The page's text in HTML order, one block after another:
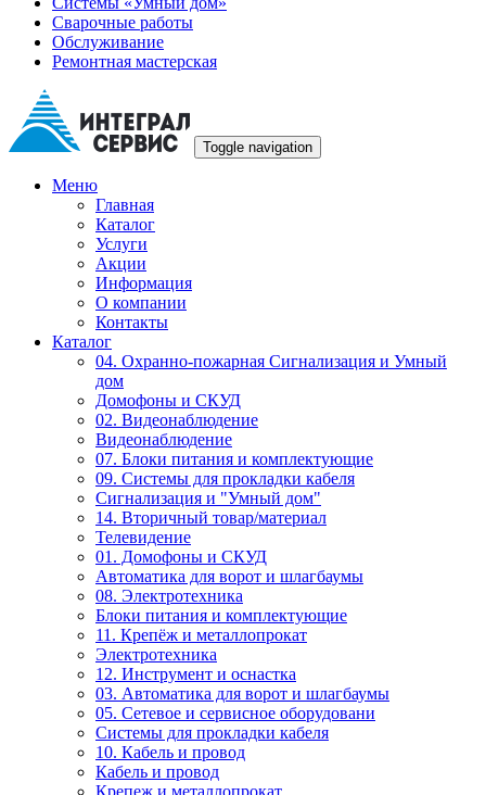
Сварочные работы
Обслуживание
Ремонтная мастерская
Toggle navigation
Меню
Главная
Каталог
Услуги
Акции
Информация
О компании
Контакты
Каталог
04. Охранно-пожарная Сигнализация и Умный
дом
Домофоны и СКУД
02. Видеонаблюдение
Видеонаблюдение
07. Блоки питания и комплектующие
09. Системы для прокладки кабеля
Сигнализация и "Умный дом"
14. Вторичный товар/материал
Телевидение
01. Домофоны и СКУД
Автоматика для ворот и шлагбаумы
08. Электротехника
Блоки питания и комплектующие
11. Крепёж и металлопрокат
Электротехника
12. Инструмент и оснастка
03. Автоматика для ворот и шлагбаумы
05. Сетевое и сервисное оборудовани
Системы для прокладки кабеля
10. Кабель и провод
Кабель и провод
Крепеж и металлопрокат